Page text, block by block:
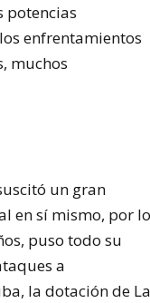
potencias
enfrentamientos
muchos
un gran
en sí mismo, por
puso todo su
a
la dotación de